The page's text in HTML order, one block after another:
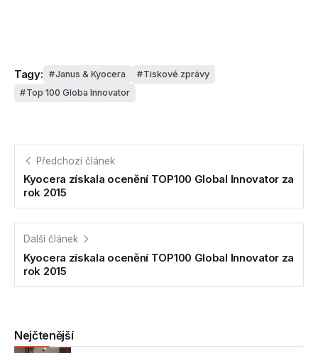
Tagy: Janus & Kyocera
Tiskové zprávy
Top 100 Globa Innovator
Předchozí článek
Kyocera získala ocenění TOP100 Global Innovator za
rok 2015
Další článek
Kyocera získala ocenění TOP100 Global Innovator za
rok 2015
Nejčtenější